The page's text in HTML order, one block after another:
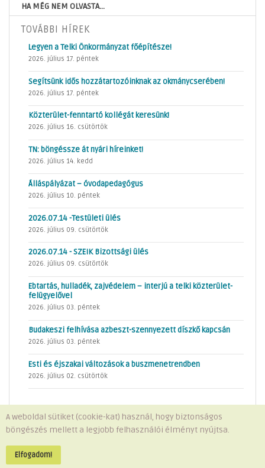
HA MÉG NEM OLVASTA...
TOVÁBBI HÍREK
Legyen a Telki Önkormányzat főépítésze!
2026. július 17. péntek
Segítsünk idős hozzátartozóinknak az okmánycserében!
2026. július 17. péntek
Közterület-fenntartó kollégát keresünk!
2026. július 16. csütörtök
TN: böngéssze át nyári híreinket!
2026. július 14. kedd
Álláspályázat – óvodapedagógus
2026. július 10. péntek
2026.07.14 -Testületi ülés
2026. július 09. csütörtök
2026.07.14 - SZEIK Bizottsági ülés
2026. július 09. csütörtök
Ebtartás, hulladék, zajvédelem – interjú a telki közterület-
felügyelővel
2026. július 03. péntek
Budakeszi felhívása azbeszt-szennyezett díszkő kapcsán
2026. július 03. péntek
Esti és éjszakai változások a buszmenetrendben
2026. július 02. csütörtök
Minden jog fenntartva © 2026 Telki Község Önkormányzata
A weboldal sütiket (cookie-kat) használ, hogy biztonságos
böngészés mellett a legjobb felhasználói élményt nyújtsa.
Elfogadom!